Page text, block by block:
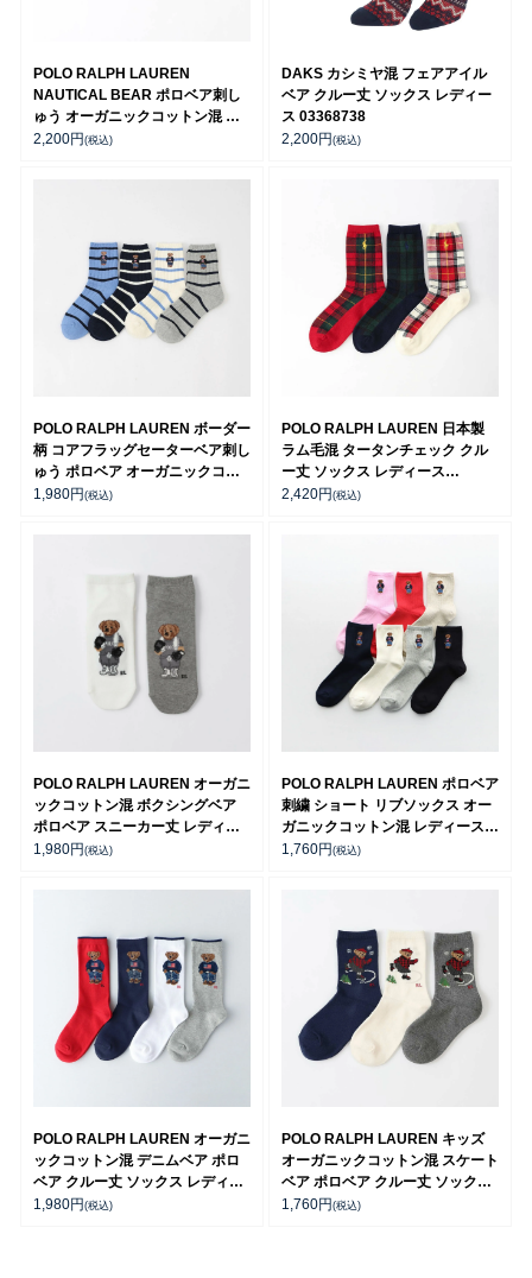
POLO RALPH LAUREN
NAUTICAL BEAR ポロベア刺し
ゅう オーガニックコットン混 日
本製 クルー丈 カジュアル ソック
2,200円 (税込)
DAKS カシミヤ混 フェアアイル
ベア クルー丈 ソックス レディー
ス 03368738
2,200円 (税込)
POLO RALPH LAUREN ボーダー
柄 コアフラッグセーターベア刺し
ゅう ポロベア オーガニックコッ
トン混 クルー丈 レディース ソッ
1,980円 (税込)
POLO RALPH LAUREN 日本製
ラム毛混 タータンチェック クル
ー丈 ソックス レディース
03208554
2,420円 (税込)
POLO RALPH LAUREN オーガニ
ックコットン混 ボクシングベア
ポロベア スニーカー丈 レディー
ス ソックス 03207818
1,980円 (税込)
POLO RALPH LAUREN ポロベア
刺繍 ショート リブソックス オー
ガニックコットン混 レディース
03207311
1,760円 (税込)
POLO RALPH LAUREN オーガニ
ックコットン混 デニムベア ポロ
ベア クルー丈 ソックス レディー
ス 03207241
1,980円 (税込)
POLO RALPH LAUREN キッズ
オーガニックコットン混 スケート
ベア ポロベア クルー丈 ソックス
04803753
1,760円 (税込)